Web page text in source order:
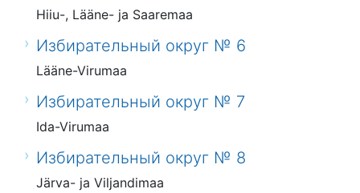
Hiiu-, Lääne- ja Saaremaa
Избирательный округ № 6
Lääne-Virumaa
Избирательный округ № 7
Ida-Virumaa
Избирательный округ № 8
Järva- ja Viljandimaa